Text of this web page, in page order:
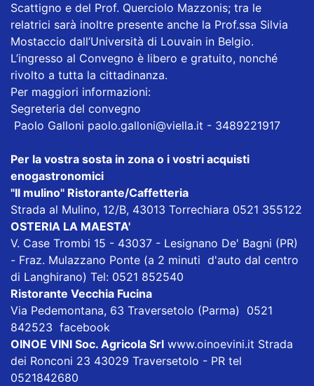
Scattigno e del Prof. Querciolo Mazzonis; tra le
relatrici sarà inoltre presente anche la Prof.ssa Silvia
Mostaccio dall’Università di Louvain in Belgio.
L’ingresso al Convegno è libero e gratuito, nonché
rivolto a tutta la cittadinanza.
Per maggiori informazioni:
Segreteria del convegno
Paolo Galloni paolo.galloni@viella.it - 3489221917
Per la vostra sosta in zona o i vostri acquisti
enogastronomici
"Il mulino" Ristorante/Caffetteria
Strada al Mulino, 12/B, 43013 Torrechiara 0521 355122
OSTERIA LA MAESTA'
V. Case Trombi 15 - 43037 - Lesignano De' Bagni (PR)
- Fraz. Mulazzano Ponte (a 2 minuti d'auto dal centro
di Langhirano) Tel: 0521 852540
Ristorante Vecchia Fucina
Via Pedemontana, 63 Traversetolo (Parma) 0521
842523 facebook
OINOE VINI Soc. Agricola Srl www.oinoevini.it Strada
dei Ronconi 23 43029 Traversetolo - PR tel
0521842680